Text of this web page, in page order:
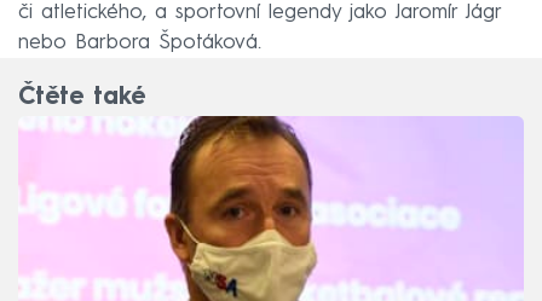
či atletického, a sportovní legendy jako Jaromír Jágr
nebo Barbora Špotáková.
Čtěte také